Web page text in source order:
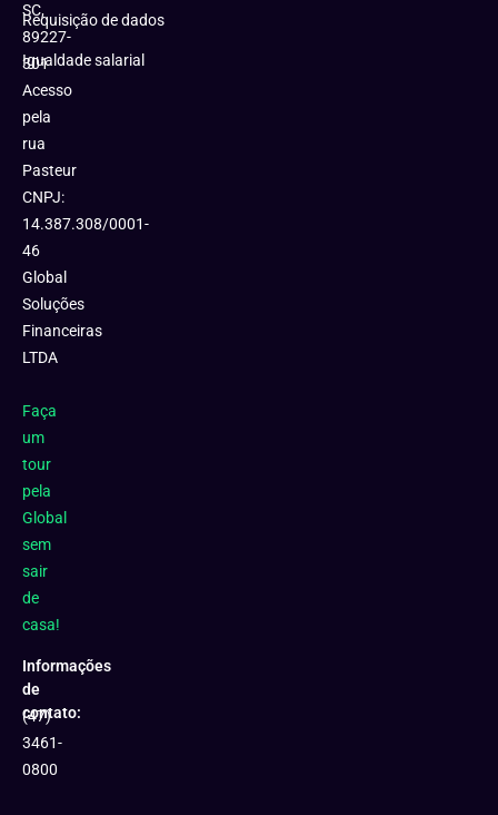
SC,
89227-
301
Acesso
pela
rua
Pasteur
CNPJ:
14.387.308/0001-
46
Global
Soluções
Financeiras
LTDA
Faça
um
tour
pela
Global
sem
sair
de
casa!
Informações
de
contato:
(47)
3461-
0800
Requisição de dados
Igualdade salarial